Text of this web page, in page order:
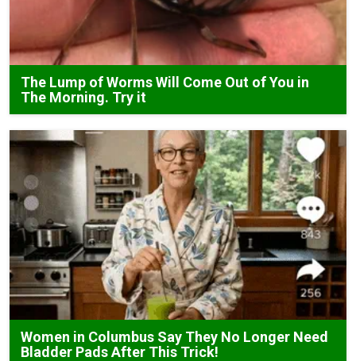
The Lump of Worms Will Come Out of You in
The Morning. Try it
Women in Columbus Say They No Longer Need
Bladder Pads After This Trick!